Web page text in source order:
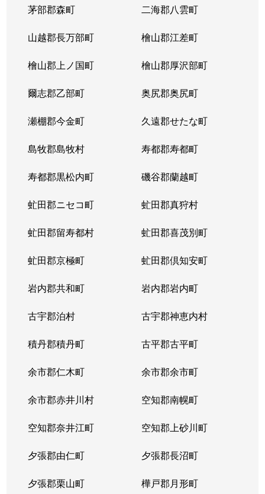
茅部郡森町 二海郡八雲町
山越郡長万部町 檜山郡江差町
檜山郡上ノ国町 檜山郡厚沢部町
爾志郡乙部町 奥尻郡奥尻町
瀬棚郡今金町 久遠郡せたな町
島牧郡島牧村 寿都郡寿都町
寿都郡黒松内町 磯谷郡蘭越町
虻田郡ニセコ町 虻田郡真狩村
虻田郡留寿都村 虻田郡喜茂別町
虻田郡京極町 虻田郡倶知安町
岩内郡共和町 岩内郡岩内町
古宇郡泊村 古宇郡神恵内村
積丹郡積丹町 古平郡古平町
余市郡仁木町 余市郡余市町
余市郡赤井川村 空知郡南幌町
空知郡奈井江町 空知郡上砂川町
夕張郡由仁町 夕張郡長沼町
夕張郡栗山町 樺戸郡月形町